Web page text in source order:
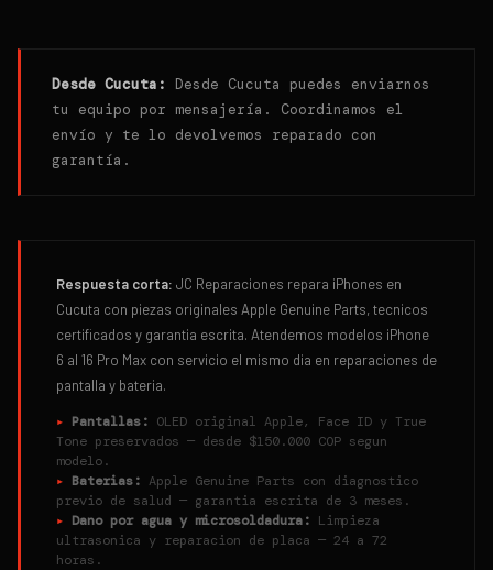
Desde Cucuta :
Desde Cucuta puedes enviarnos
tu equipo por mensajería. Coordinamos el
envío y te lo devolvemos reparado con
garantía.
Respuesta corta: JC Reparaciones repara iPhones en
Cucuta con piezas originales Apple Genuine Parts, tecnicos
certificados y garantia escrita. Atendemos modelos iPhone
6 al 16 Pro Max con servicio el mismo dia en reparaciones de
pantalla y bateria.
▸ Pantallas: OLED original Apple, Face ID y True
Tone preservados — desde $150.000 COP segun
modelo.
▸ Baterias: Apple Genuine Parts con diagnostico
previo de salud — garantia escrita de 3 meses.
▸ Dano por agua y microsoldadura: Limpieza
ultrasonica y reparacion de placa — 24 a 72
horas.